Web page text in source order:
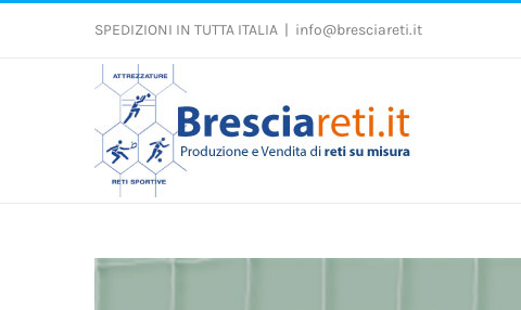
Salta
SPEDIZIONI IN TUTTA ITALIA | info@bresciareti.it